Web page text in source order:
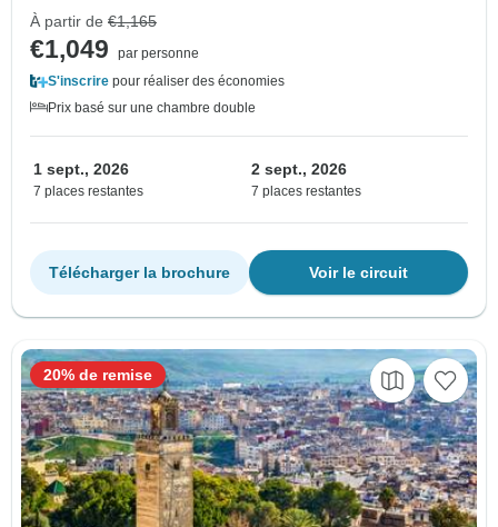
À partir de €1,165
€1,049
par personne
S'inscrire pour réaliser des économies
Prix basé sur une chambre double
1 sept., 2026
7 places restantes
2 sept., 2026
7 places restantes
Voir le circuit
Télécharger la brochure
20% de remise